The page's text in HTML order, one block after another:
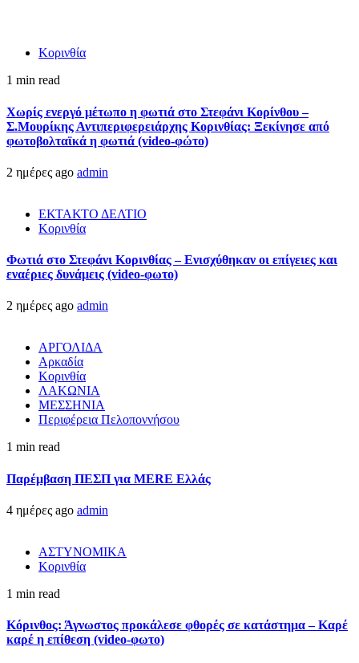
Κορινθία
1 min read
Χωρίς ενεργό μέτωπο η φωτιά στο Στεφάνι Κορίνθου –
Σ.Μουρίκης Αντιπεριφερειάρχης Κορινθίας: Ξεκίνησε από
φωτοβολταϊκά η φωτιά (video-φώτο)
2 ημέρες ago admin
ΕΚΤΑΚΤΟ ΔΕΛΤΙΟ
Κορινθία
Φωτιά στο Στεφάνι Κορινθίας – Ενισχύθηκαν οι επίγειες και
εναέριες δυνάμεις (video-φωτο)
2 ημέρες ago admin
ΑΡΓΟΛΙΔΑ
Αρκαδία
Κορινθία
ΛΑΚΩΝΙΑ
ΜΕΣΣΗΝΙΑ
Περιφέρεια Πελοποννήσου
1 min read
Παρέμβαση ΠΕΣΠ για MERE Ελλάς
4 ημέρες ago admin
ΑΣΤΥΝΟΜΙΚΑ
Κορινθία
1 min read
Κόρινθος: Άγνωστος προκάλεσε φθορές σε κατάστημα – Καρέ
καρέ η επίθεση (video-φωτο)